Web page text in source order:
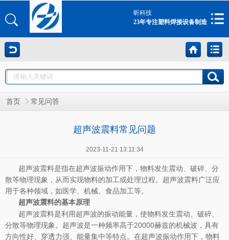
昕科技
23年专注塑料焊接设备制造
首页 常见问答
超声波震料常见问题
2023-11-21 13:11:34
超声波震料是指在超声波振动作用下，物料发生震动、破碎、分
散等物理现象，从而实现物料的加工或处理过程。超声波震料广泛应
用于各种领域，如医学、机械、食品加工等。
超声波震料的基本原理
超声波震料是利用超声波的振动能量，使物料发生震动、破碎、
分散等物理现象。超声波是一种频率高于20000赫兹的机械波，具有
方向性好、穿透力强、能量集中等特点。在超声波振动作用下，物料